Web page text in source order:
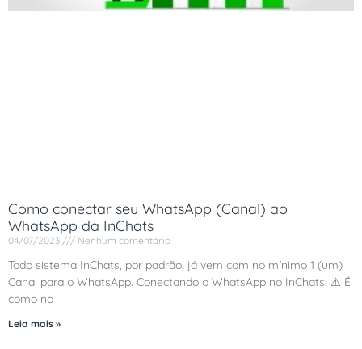
Como conectar seu WhatsApp (Canal) ao
WhatsApp da InChats
04/07/2023 Nenhum comentário
Todo sistema InChats, por padrão, já vem com no mínimo 1 (um)
Canal para o WhatsApp. Conectando o WhatsApp no InChats: ⚠️ É
como no
Leia mais »